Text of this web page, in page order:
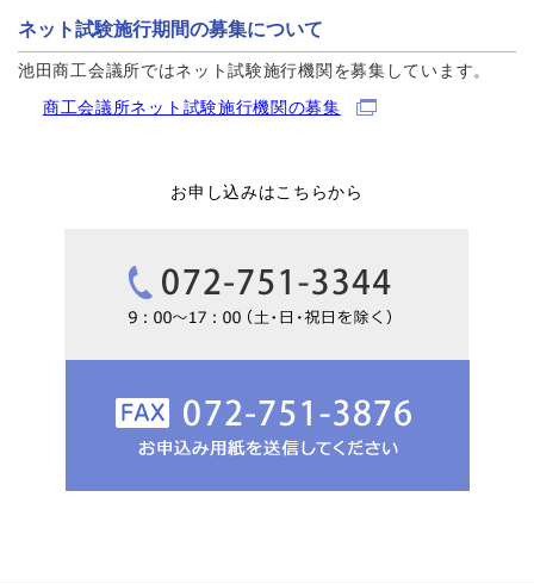
ネット試験施行期間の募集について
池田商工会議所ではネット試験施行機関を募集しています。
商工会議所ネット試験施行機関の募集
お申し込みはこちらから